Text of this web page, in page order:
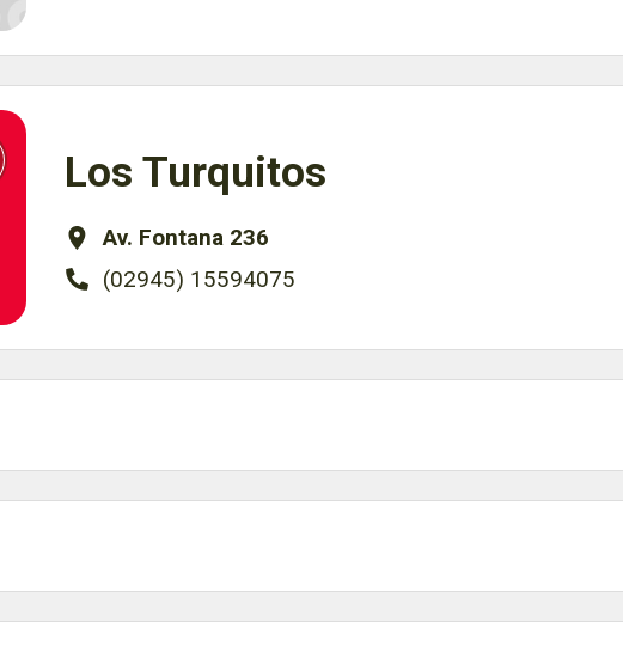
Los Turquitos
Av. Fontana 236
(02945) 15594075